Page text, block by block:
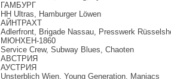
ГАМБУРГ
HH Ultras, Hamburger Löwen
АЙНТРАХТ
Adlerfront, Brigade Nassau, Presswerk
МЮНХЕН-1860
Service Crew, Subway Blues, Chaoten
АВСТРИЯ
АУСТРИЯ
Unsterblich Wien, Young Generation, Maniacs